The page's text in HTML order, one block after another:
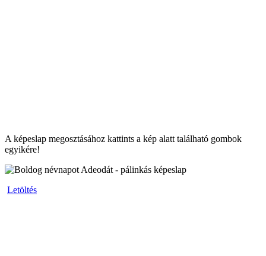
A képeslap megosztásához kattints a kép alatt található gombok
egyikére!
Letöltés